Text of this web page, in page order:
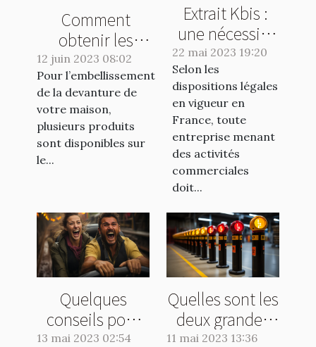
Comment
obtenir les
meilleurs
produits pour
l'embellissement
de votre
extérieur ?
12 juin 2023 08:02
Pour l’embellissement
de la devanture de
votre maison,
plusieurs produits
sont disponibles sur
le...
Extrait Kbis :
une nécessité
pour les
entreprises ou
une formalité
de plus ?
22 mai 2023 19:20
Selon les
dispositions légales
en vigueur en
France, toute
entreprise menant
des activités
commerciales
doit...
Quelques
conseils pour
éviter les
13 mai 2023 02:54
Quelles sont les
deux grandes
catégories de
11 mai 2023 13:36